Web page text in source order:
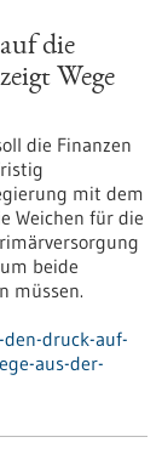
die
Wege
die Finanzen
mit dem
Weichen für die
beide
müssen.
druck-auf-
aus-der-